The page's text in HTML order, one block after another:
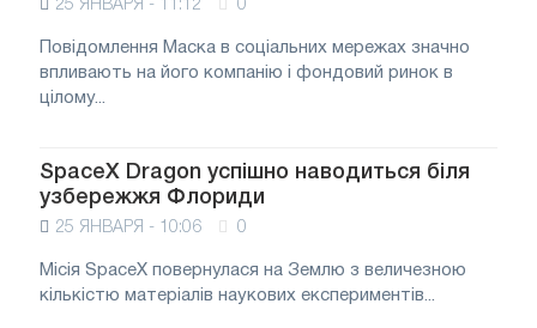
25 ЯНВАРЯ - 11:12 0
Повідомлення Маска в соціальних мережах значно
впливають на його компанію і фондовий ринок в
цілому...
SpaceX Dragon успішно наводиться біля
узбережжя Флориди
25 ЯНВАРЯ - 10:06 0
Місія SpaceX повернулася на Землю з величезною
кількістю матеріалів наукових експериментів...